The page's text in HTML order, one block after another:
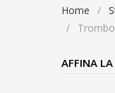
Home
AFFINA LA